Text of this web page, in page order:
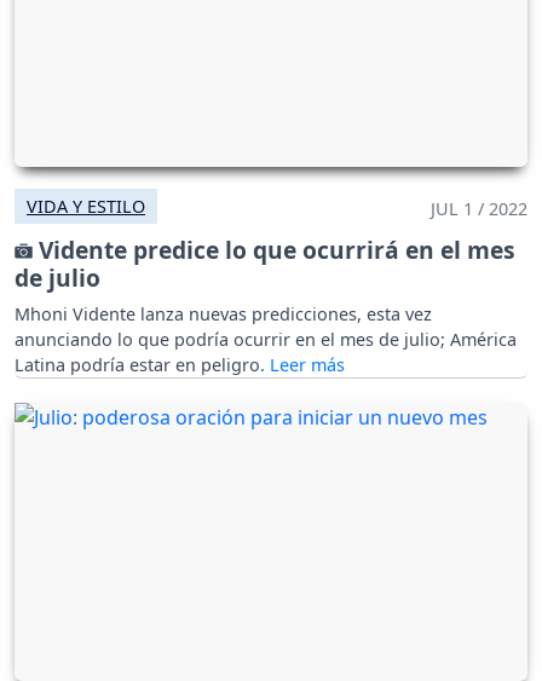
VIDA Y ESTILO JUL 1 / 2022
Vidente predice lo que ocurrirá en el mes
de julio
Mhoni Vidente lanza nuevas predicciones, esta vez
anunciando lo que podría ocurrir en el mes de julio; América
Latina podría estar en peligro.